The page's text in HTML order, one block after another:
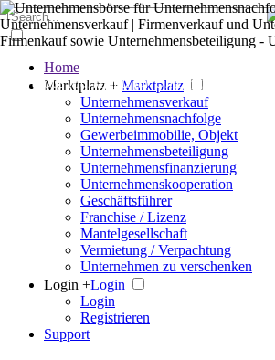
Der große Marktplatz für Unternehmen
Home
Marktplatz + Marktplatz
Unternehmensverkauf
Unternehmensnachfolge
Gewerbeimmobilie, Objekt
Unternehmensbeteiligung
Unternehmensfinanzierung
Unternehmenskooperation
Geschäftsführer
Franchise / Lizenz
Mantelgesellschaft
Vermietung / Verpachtung
Unternehmen zu verschenken
Login +Login
Login
Registrieren
Support